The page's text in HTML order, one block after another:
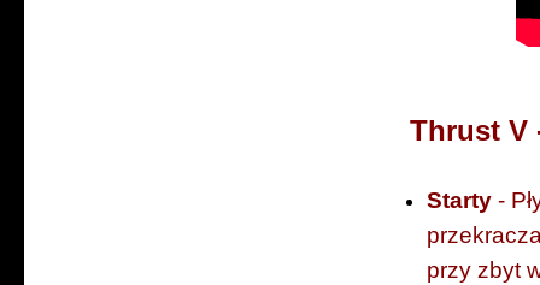
Thrust V
Starty-
przy